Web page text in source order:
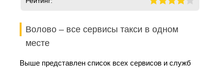
Волово – все сервисы такси в одном
месте
Выше представлен список всех сервисов и служб